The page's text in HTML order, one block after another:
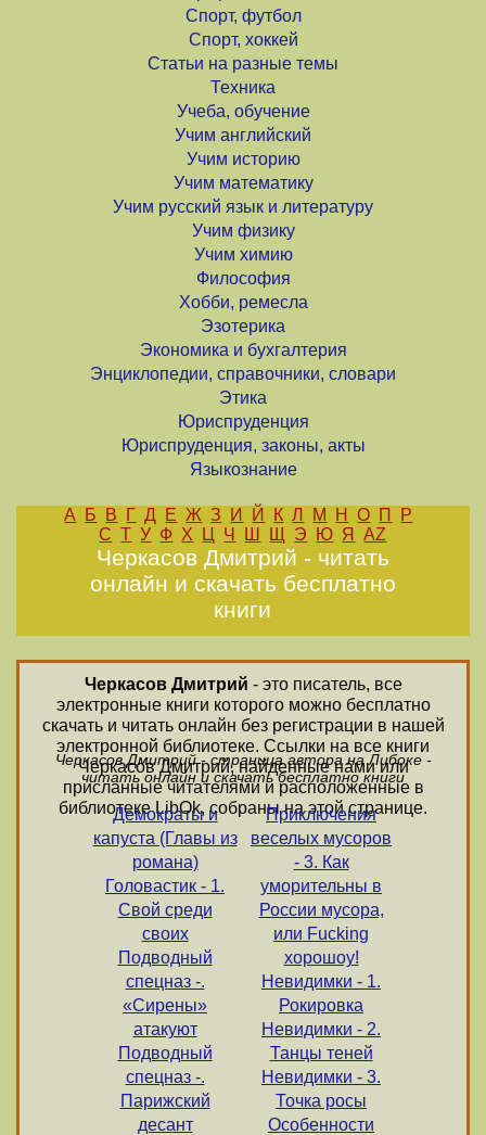
Спорт, футбол
Спорт, хоккей
Статьи на разные темы
Техника
Учеба, обучение
Учим английский
Учим историю
Учим математику
Учим русский язык и литературу
Учим физику
Учим химию
Философия
Хобби, ремесла
Эзотерика
Экономика и бухгалтерия
Энциклопедии, справочники, словари
Этика
Юриспруденция
Юриспруденция, законы, акты
Языкознание
А Б В Г Д Е Ж З И Й К Л М Н О П
Р
С Т У Ф Х Ц Ч Ш Щ Э Ю Я AZ
Черкасов Дмитрий - читать
онлайн и скачать бесплатно
книги
Черкасов Дмитрий - это писатель, все
электронные книги которого можно бесплатно
скачать и читать онлайн без регистрации в нашей
электронной библиотеке. Ссылки на все книги
Черкасов Дмитрий, найденные нами или
присланные читателями и расположенные в
библиотеке LibOk, собраны на этой странице.
Черкасов Дмитрий - страница автора на Либоке -
читать онлайн и скачать бесплатно книги
Демократы и
капуста (Главы из
романа)
Головастик - 1.
Свой среди
своих
Подводный
спецназ -.
«Сирены»
атакуют
Подводный
спецназ -.
Парижский
десант
Приключения
веселых мусоров
- 3. Как
уморительны в
России мусора,
или Fucking
хорошоу!
Невидимки - 1.
Рокировка
Невидимки - 2.
Танцы теней
Невидимки - 3.
Точка росы
Особенности